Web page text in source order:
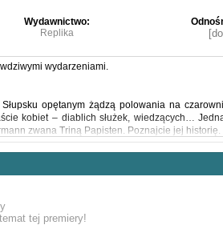
Wydawnictwo:
Replika
wydarzeniami.
opętanym żądzą polowania na
kobiet – diablich służek, wiedzących…
zwana Triną Papisten. Poznajcie jej historię.
która zajmuje się zielarstwem. Swoją
Trinę o rzucanie uroków i klątw. Zielarka
i dalej stara się dzielić swoją wiedzą,
tej premiery!